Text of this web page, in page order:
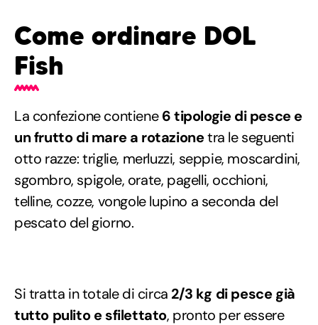
Come ordinare DOL
Fish
La confezione contiene6 tipologie di pesce e
un frutto di mare a rotazionetra le seguenti
otto razze: triglie, merluzzi, seppie, moscardini,
sgombro, spigole, orate, pagelli, occhioni,
telline, cozze, vongole lupino a seconda del
pescato del giorno.
Si tratta in totale di circa 2/3 kg di pesce già
tutto pulito e sfilettato, pronto per essere